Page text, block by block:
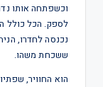
וכשפתחה אותו
לספק. הכל כולל
נכנסה לחדרו,
ששכחת משהו.
הוא החוויר,